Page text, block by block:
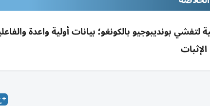
بونديبوجيو بالكونغو؛ بيانات أولية واعدة
الإثبات